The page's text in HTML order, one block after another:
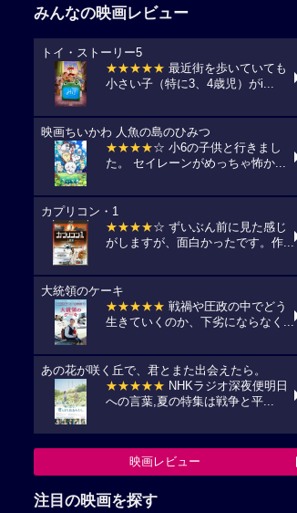
みんなの映画レビュー
トイ・ストーリー5
★★★★★ 最近街を歩いていても
小さい子（特に3、4歳児）がi...
映画ちいかわ 人魚の島のひみつ
★★★★☆ 小6の子供と行きまし
た。 セイレーンがめっちゃ怖か...
カプリコン・1
★★★★☆ ずいぶん前に見た感じ
がしますが、面白かったです。作...
大統領のケーキ
★★★★★ 戦禍や圧政の中でどう
生きていくのか、下劣にならなく...
あの花が咲く丘で、君とまた出会えたら。
★★★★★ NHKラジオ深夜便明日
への言葉,夏の特集は戦争と平...
映画レビュー
注目の映画を探す